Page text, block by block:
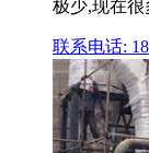
极少,现在很
联系电话: